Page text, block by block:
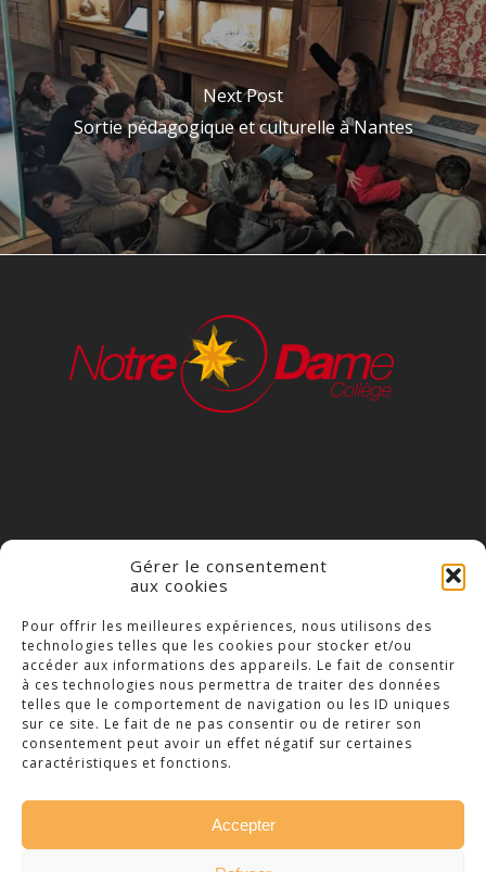
Gérer le consentement
aux cookies
Pour offrir les meilleures expériences, nous utilisons des
technologies telles que les cookies pour stocker et/ou
accéder aux informations des appareils. Le fait de consentir
à ces technologies nous permettra de traiter des données
telles que le comportement de navigation ou les ID uniques
sur ce site. Le fait de ne pas consentir ou de retirer son
consentement peut avoir un effet négatif sur certaines
caractéristiques et fonctions.
Accepter
Next Post
Sortie pédagogique et culturelle à Nantes
COLLÈGE NOTRE DAME
23 Place Saint-Jean,
79300 Bressuire
Téléphone : 05 49 74 46 20